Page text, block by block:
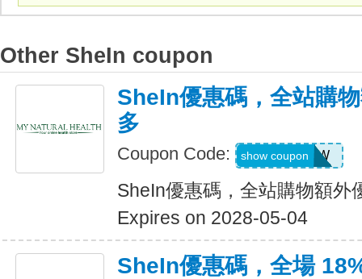
Other SheIn coupon
SheIn優惠碼，全站購
多
Coupon Code: US04184W
show coupon
SheIn優惠碼，全站購物額外
Expires on 2028-05-04
SheIn優惠碼，全場